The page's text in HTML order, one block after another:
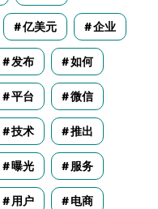
亿美元 企业
发布 如何
平台 微信
技术 推出
曝光 服务
用户 电商